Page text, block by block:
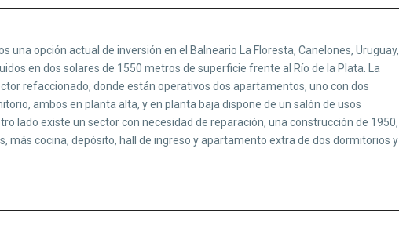
una opción actual de inversión en el Balneario La Floresta, Canelones, Uruguay,
en dos solares de 1550 metros de superficie frente al Río de la Plata. La
refaccionado, donde están operativos dos apartamentos, uno con dos
ambos en planta alta, y en planta baja dispone de un salón de usos
lado existe un sector con necesidad de reparación, una construcción de 1950,
más cocina, depósito, hall de ingreso y apartamento extra de dos dormitorios y